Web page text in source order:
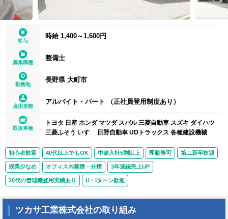
給与
時給 1,400～1,600円
募集職種
整備士
勤務地
長野県 大町市
雇用形態
アルバイト・パート （正社員登用制度あり）
取扱車種
トヨタ 日産 ホンダ マツダ スバル 三菱自動車 スズキ ダイハツ
三菱ふそう いすゞ 日野自動車 UDトラックス 各種建設機械
初心者歓迎 40代以上でもOK 中途入社5割以上 即勤務可 第二新卒歓迎
残業少なめ オフィス内禁煙・分煙 3年連続売上UP
20代の管理職登用実績あり U・Iターン歓迎
ツカサ工業株式会社の取り組み